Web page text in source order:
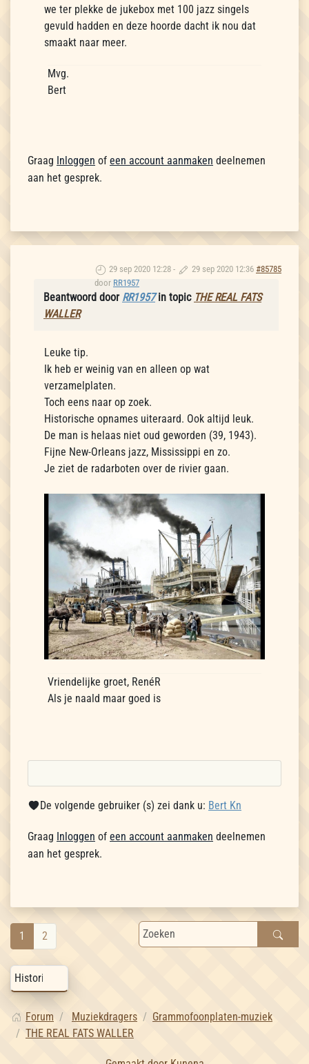
we ter plekke de jukebox met 100 jazz singels
gevuld hadden en deze hoorde dacht ik nou dat
smaakt naar meer.
Mvg.
Bert
Graag Inloggen of een account aanmaken deelnemen
aan het gesprek.
29 sep 2020 12:28 - 29 sep 2020 12:36 #85785
door RR1957
Beantwoord door RR1957in topic THE REAL FATS
WALLER
Leuke tip.
Ik heb er weinig van en alleen op wat
verzamelplaten.
Toch eens naar op zoek.
Historische opnames uiteraard. Ook altijd leuk.
De man is helaas niet oud geworden (39, 1943).
Fijne New-Orleans jazz, Mississippi en zo.
Je ziet de radarboten over de rivier gaan.
Vriendelijke groet, RenéR
Als je naald maar goed is
De volgende gebruiker (s) zei dank u: Bert Kn
Graag Inloggen of een account aanmaken deelnemen
aan het gesprek.
1 2
Forum Muziekdragers
Grammofoonplaten-muziek
THE REAL FATS WALLER